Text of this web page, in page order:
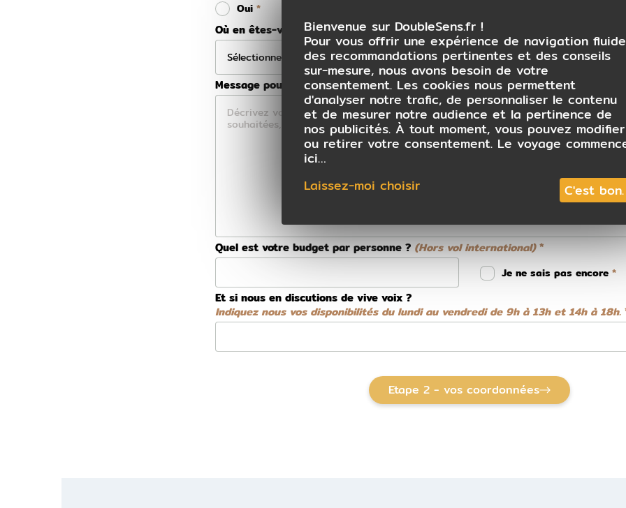
Oui
Où en êtes-vous dans la préparation de votre voyage ?
Message pour votre conseiller
Quel est votre budget par personne ? (Hors vol international)
Je ne sais pas encore
Et si nous en discutions de vive voix ?
Indiquez nous vos disponibilités du lundi au vendredi de 9h à 13h et 14h à 18h.
Etape 2 - vos coordonnées
Bienvenue sur DoubleSens.fr !
Pour vous offrir une expérience de navigation
des recommandations pertinentes et des conseils
sur-mesure, nous avons besoin de votre
consentement. Les cookies nous permettent
d'analyser notre trafic, de personnaliser le contenu
et de mesurer notre audience et la pertinence de
nos publicités. À tout moment, vous pouvez modifier
ou retirer votre consentement. Le voyage
ici…
Laissez-moi choisir
C'est bon.